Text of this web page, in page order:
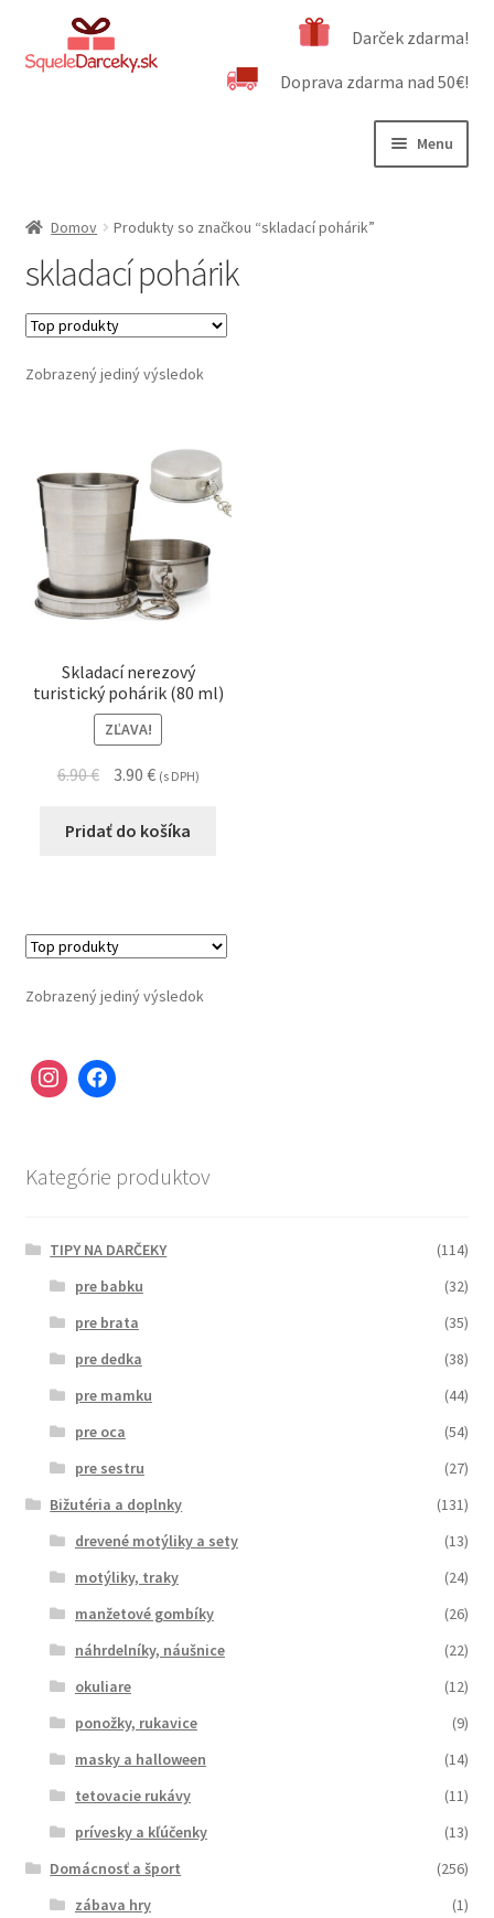
Preskočiť
na
Preskočiť
na
Darček zdarma!
Doprava zdarma nad 50€!
Menu
Dôležité informácie
Obchodné podmienky
Kontakt
Domov Produkty so značkou “skladací pohárik”
skladací pohárik
Zobrazený jediný výsledok
Skladací nerezový
turistický pohárik (80 ml)
ZĽAVA!
6.90€ 3.90 € (s DPH)
Pridať do košíka
Zobrazený jediný výsledok
Kategórie produktov
TIPY NA DARČEKY
(114)
pre babku
(32)
pre brata
(35)
pre dedka
(38)
pre mamku
(44)
pre oca
(54)
pre sestru
(27)
Bižutéria a doplnky
(131)
drevené motýliky a sety
(13)
motýliky, traky
(24)
manžetové gombíky
(26)
náhrdelníky, náušnice
(22)
okuliare
(12)
ponožky, rukavice
(9)
masky a halloween
(14)
tetovacie rukávy
(11)
prívesky a kľúčenky
(13)
Domácnosť a šport
(256)
zábava hry
(1)